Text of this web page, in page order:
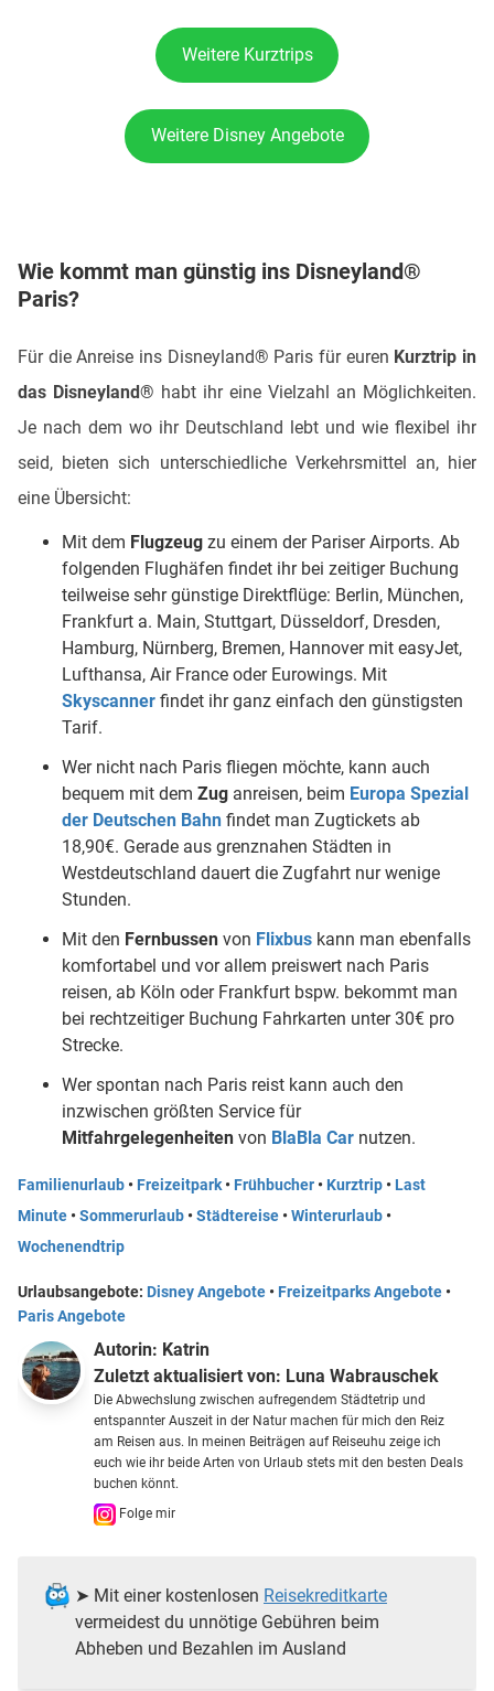
Weitere Kurztrips
Weitere Disney Angebote
Wie kommt man günstig ins Disneyland®
Paris?
Für die Anreise ins Disneyland® Paris für euren Kurztrip in
das Disneyland® habt ihr eine Vielzahl an Möglichkeiten.
Je nach dem wo ihr Deutschland lebt und wie flexibel ihr
seid, bieten sich unterschiedliche Verkehrsmittel an, hier
eine Übersicht:
Mit dem Flugzeug zu einem der Pariser Airports. Ab
folgenden Flughäfen findet ihr bei zeitiger Buchung
teilweise sehr günstige Direktflüge: Berlin, München,
Frankfurt a. Main, Stuttgart, Düsseldorf, Dresden,
Hamburg, Nürnberg, Bremen, Hannover mit easyJet,
Lufthansa, Air France oder Eurowings. Mit
Skyscanner findet ihr ganz einfach den günstigsten
Tarif.
Wer nicht nach Paris fliegen möchte, kann auch
bequem mit dem Zug anreisen, beim Europa Spezial
der Deutschen Bahn findet man Zugtickets ab
18,90€. Gerade aus grenznahen Städten in
Westdeutschland dauert die Zugfahrt nur wenige
Stunden.
Mit den Fernbussen von Flixbus kann man ebenfalls
komfortabel und vor allem preiswert nach Paris
reisen, ab Köln oder Frankfurt bspw. bekommt man
bei rechtzeitiger Buchung Fahrkarten unter 30€ pro
Strecke.
Wer spontan nach Paris reist kann auch den
inzwischen größten Service für
Mitfahrgelegenheiten von BlaBla Car nutzen.
Familienurlaub • Freizeitpark • Frühbucher • Kurztrip • Last
Minute •Sommerurlaub •Städtereise •Winterurlaub •
Wochenendtrip
Urlaubsangebote: Disney Angebote • Freizeitparks Angebote •
Paris Angebote
Autorin: Katrin
Zuletzt aktualisiert von: Luna Wabrauschek
Die Abwechslung zwischen aufregendem Städtetrip und
entspannter Auszeit in der Natur machen für mich den Reiz
am Reisen aus. In meinen Beiträgen auf Reiseuhu zeige ich
euch wie ihr beide Arten von Urlaub stets mit den besten Deals
buchen könnt.
Folge mir
➤ Mit einer kostenlosen Reisekreditkarte
vermeidest du unnötige Gebühren beim
Abheben und Bezahlen im Ausland